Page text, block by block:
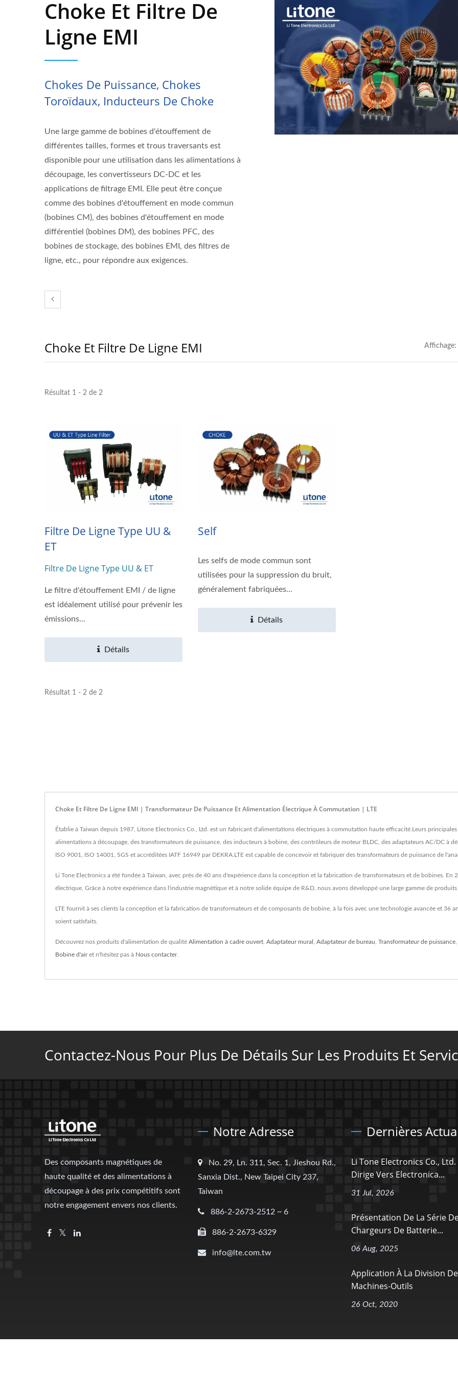
Choke Et Filtre De
Ligne EMI
Chokes De Puissance, Chokes
Toroïdaux, Inducteurs De Choke
Une large gamme de bobines d'étouffement de
différentes tailles, formes et trous traversants est
disponible pour une utilisation dans les alimentations à
découpage, les convertisseurs DC-DC et les
applications de filtrage EMI. Elle peut être conçue
comme des bobines d'étouffement en mode commun
(bobines CM), des bobines d'étouffement en mode
différentiel (bobines DM), des bobines PFC, des
bobines de stockage, des bobines EMI, des filtres de
ligne, etc., pour répondre aux exigences.
Choke Et Filtre De Ligne EMI Affichage:
Résultat 1 - 2 de 2
Filtre De Ligne Type UU &
ET
Filtre De Ligne Type UU & ET
Le filtre d'étouffement EMI / de ligne
est idéalement utilisé pour prévenir les
émissions...
Détails
Self
Les selfs de mode commun sont
utilisées pour la suppression du bruit,
généralement fabriquées...
Détails
Résultat 1 - 2 de 2
Chargeur De Batterie IP67 De
300W
Transformateur De Puissance
De Type PQ
Choke Et Filtre De Ligne EMI | Transformateur De Puissance Et Alimentation Électrique À Commutation | LTE
Établie à Taiwan depuis 1987, Litone Electronics Co., Ltd. est un fabricant d'alimentations électriques à commutation haute efficacité.Leurs
alimentations à découpage, des transformateurs de puissance, des inducteurs à bobine, des contrôleurs de moteur BLDC, des adaptateurs AC/DC à
ISO 9001, ISO 14001, SGS et accréditées IATF 16949 par DEKRA.LTE est capable de concevoir et fabriquer des transformateurs de puissance de
Li Tone Electronics a été fondée à Taiwan, avec près de 40 ans d'expérience dans la conception et la fabrication de transformateurs et de bobines.
électrique. Grâce à notre expérience dans l'industrie magnétique et à notre solide équipe de R&D, nous avons développé une large gamme de
LTE fournit à ses clients la conception et la fabrication de transformateurs et de composants de bobine, à la fois avec une technologie avancée et 36
soient satisfaits.
Découvrez nos produits d'alimentation de qualité Alimentation à cadre ouvert Adaptateur mural Adaptateur de bureau Transformateur de puissance
Bobine d'airet n'hésitez pas à Nous contacter.
Contactez-Nous Pour Plus De Détails Sur Les Produits Et
Des composants magnétiques de
haute qualité et des alimentations à
découpage à des prix compétitifs sont
notre engagement envers nos clients.
Notre Adresse
No. 29, Ln. 311, Sec. 1, Jieshou Rd.,
Sanxia Dist., New Taipei City 237,
Taiwan
886-2-2673-2512 ~ 6
886-2-2673-6329
info@lte.com.tw
Dernières
Li Tone Electronics Co., Ltd.
Dirige Vers Electronica...
31 Jul, 2026
Présentation De La Série
Chargeurs De Batterie...
06 Aug, 2025
Application À La Division
Machines-Outils
26 Oct, 2020